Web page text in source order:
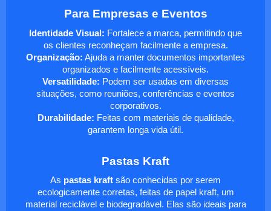
Para Empresas e Eventos
Identidade Visual: Fortalece a marca, permitindo que
os clientes reconheçam facilmente a empresa.
Organização: Ajuda a manter documentos importantes
organizados e facilmente acessíveis.
Versatilidade: Podem ser usadas em diversas
situações, como reuniões, conferências e eventos
corporativos.
Durabilidade: Feitas com materiais de qualidade,
garantem longa vida útil.
Pastas Kraft
As pastas kraft são conhecidas por serem
ecologicamente corretas, feitas de papel kraft, um
material reciclável e biodegradável. Elas são ideais para